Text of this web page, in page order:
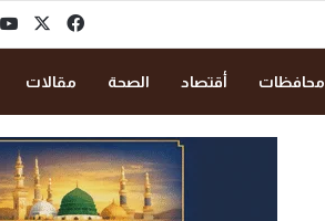
فيسبوك
محافظات أقتصاد الصحة مقالات